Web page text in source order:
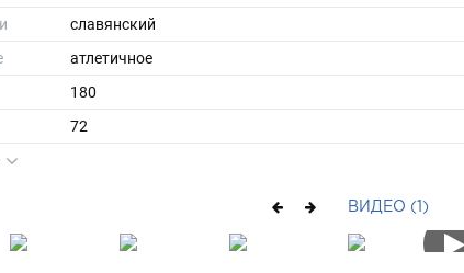
славянский
атлетичное
180
72
ВИДЕО (1)